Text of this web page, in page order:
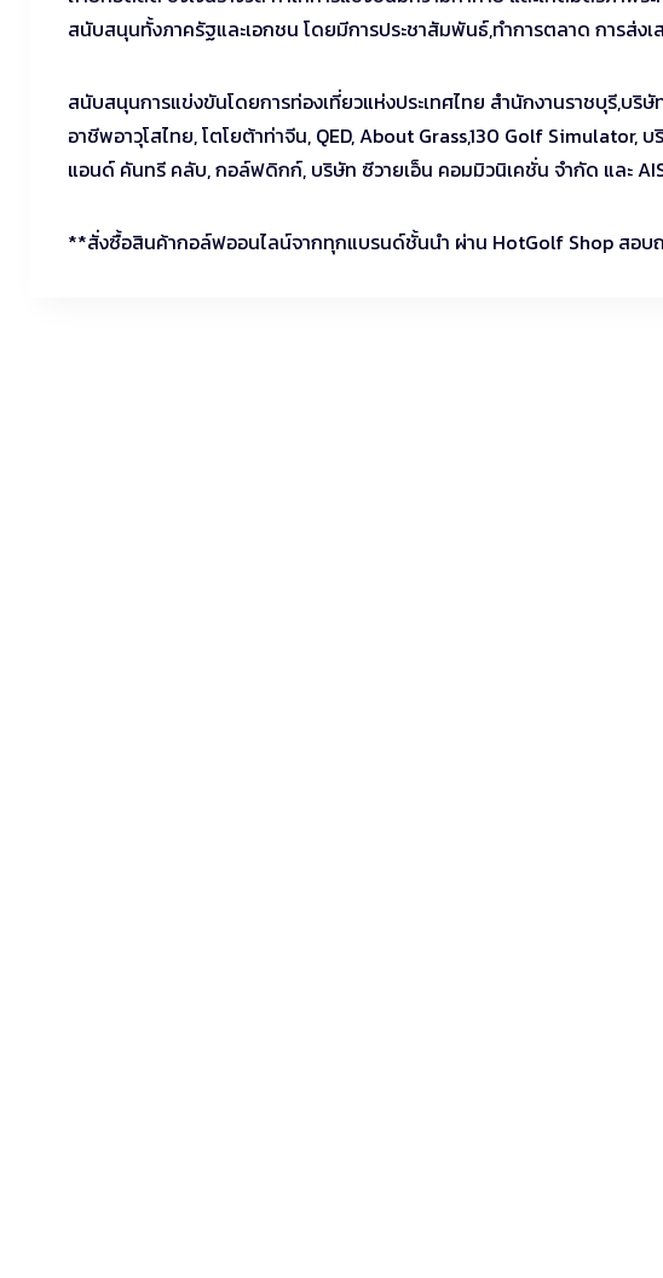
สนับสนุนทั้งภาครัฐและเอกชน โดยมีการประชาสัมพันธ์,ทำการตลาด การส่ง
สนับสนุนการแข่งขันโดยการท่องเที่ยวแห่งประเทศไทย สำนักงานราชบุรี,บ
อาชีพอาวุโสไทย, โตโยต้าท่าจีน, QED, About Grass,130 Golf
แอนด์ คันทรี คลับ, กอล์ฟดิกก์, บริษัท ซีวายเอ็น คอมมิวนิเคชั่น จำกัด และ
**สั่งซื้อสินค้ากอล์ฟออนไลน์จากทุกแบรนด์ชั้นนำ ผ่าน HotGolf Shop สอบ